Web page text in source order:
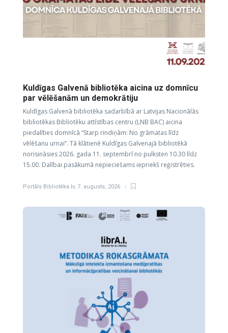
Kuldīgas Galvenā bibliotēka aicina uz domnīcu
par vēlēšanām un demokrātiju
Kuldīgas Galvenā bibliotēka sadarbībā ar Latvijas Nacionālās
bibliotēkas Bibliotēku attīstības centru (LNB BAC) aicina
piedalīties domnīcā “Starp rindiņām: No grāmatas līdz
vēlēšanu urnai”. Tā klātienē Kuldīgas Galvenajā bibliotēkā
norisināsies 2026. gada 11. septembrī no pulksten 10.30 līdz
15.00. Dalībai pasākumā nepieciešams iepriekš reģistrēties.
Portāls Bibliotēka.lv, 7. augusts, 2026